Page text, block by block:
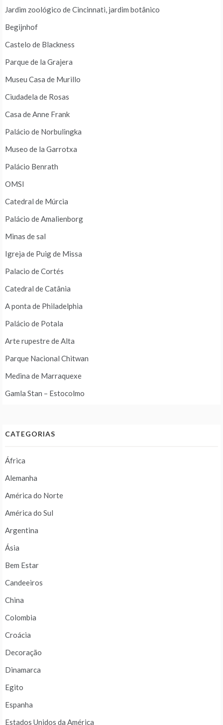
Jardim zoológico de Cincinnati, jardim botânico
Begijnhof
Castelo de Blackness
Parque de la Grajera
Museu Casa de Murillo
Ciudadela de Rosas
Casa de Anne Frank
Palácio de Norbulingka
Museo de la Garrotxa
Palácio Benrath
OMSI
Catedral de Múrcia
Palácio de Amalienborg
Minas de sal
Igreja de Puig de Missa
Palacio de Cortés
Catedral de Catânia
A ponta de Philadelphia
Palácio de Potala
Arte rupestre de Alta
Parque Nacional Chitwan
Medina de Marraquexe
Gamla Stan – Estocolmo
CATEGORIAS
África
Alemanha
América do Norte
América do Sul
Argentina
Ásia
Bem Estar
Candeeiros
China
Colombia
Croácia
Decoração
Dinamarca
Egito
Espanha
Estados Unidos da América